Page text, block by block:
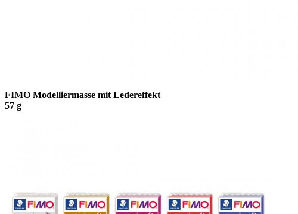
FIMO Modelliermasse mit Ledereffekt
57 g